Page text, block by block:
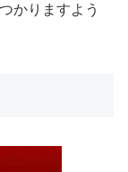
かりますよう